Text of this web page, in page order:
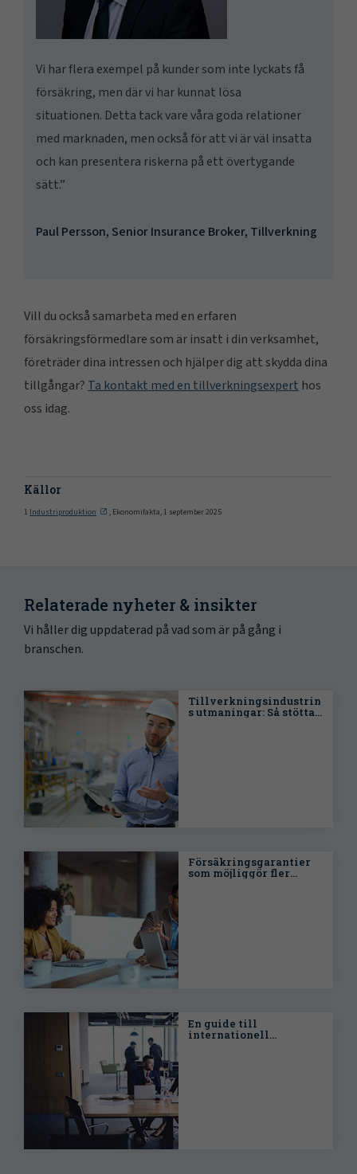
Vi har flera exempel på kunder som inte lyckats få
försäkring, men där vi har kunnat lösa
situationen. Detta tack vare våra goda relationer
med marknaden, men också för att vi är väl insatta
och kan presentera riskerna på ett övertygande
sätt.”
Paul Persson, Senior Insurance Broker, Tillverkning
Vill du också samarbeta med en erfaren
försäkringsförmedlare som är insatt i din verksamhet,
företräder dina intressen och hjälper dig att skydda dina
tillgångar? Ta kontakt med en tillverkningsexpert hos
oss idag.
Källor
1 Industriproduktion , Ekonomifakta, 1 september 2025
Relaterade nyheter & insikter
Vi håller dig uppdaterad på vad som är på gång i
branschen.
Tillverkningsindustrin
s utmaningar: Så stöttar
Försäkringsgarantier
som möjliggör fler
En guide till
internationell